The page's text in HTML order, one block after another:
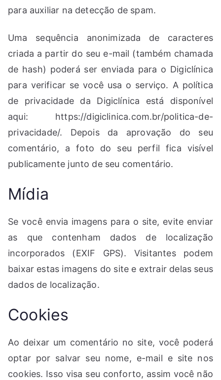
para auxiliar na detecção de spam.
Uma sequência anonimizada de caracteres
criada a partir do seu e-mail (também chamada
de hash) poderá ser enviada para o Digiclínica
para verificar se você usa o serviço. A política
de privacidade da Digiclínica está disponível
aqui: https://digiclinica.com.br/politica-de-
privacidade/. Depois da aprovação do seu
comentário, a foto do seu perfil fica visível
publicamente junto de seu comentário.
Mídia
Se você envia imagens para o site, evite enviar
as que contenham dados de localização
incorporados (EXIF GPS). Visitantes podem
baixar estas imagens do site e extrair delas seus
dados de localização.
Cookies
Ao deixar um comentário no site, você poderá
optar por salvar seu nome, e-mail e site nos
cookies. Isso visa seu conforto, assim você não